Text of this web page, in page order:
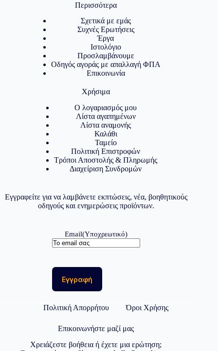
Περισσότερα
Σχετικά με εμάς
Συχνές Ερωτήσεις
Έργα
Ιστολόγιο
Προσλαμβάνουμε
Οδηγός αγοράς με απαλλαγή ΦΠΑ
Επικοινωνία
Χρήσιμα
Ο λογαριασμός μου
Λίστα αγαπημένων
Λίστα αναμονής
Καλάθι
Ταμείο
Πολιτική Επιστροφών
Τρόποι Αποστολής & Πληρωμής
Διαχείριση Συνδρομών
Εγγραφείτε για να λαμβάνετε εκπτώσεις, νέα, βοηθητικούς
οδηγούς και ενημερώσεις προϊόντων.
Email(Υποχρεωτικό)
Πολιτική Απορρήτου Όροι Χρήσης
Επικοινωνήστε μαζί μας
Χρειάζεστε βοήθεια ή έχετε μια ερώτηση;